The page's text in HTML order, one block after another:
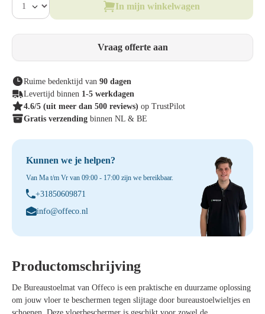
In mijn winkelwagen
Vraag offerte aan
Ruime bedenktijd van 90 dagen
Levertijd binnen 1-5 werkdagen
4.6/5 (uit meer dan 500 reviews) op TrustPilot
Gratis verzending binnen NL & BE
Kunnen we je helpen?
Van Ma t/m Vr van 09:00 - 17:00 zijn we bereikbaar.
+31850609871
info@offeco.nl
Productomschrijving
De Bureaustoelmat van Offeco is een praktische en duurzame oplossing
om jouw vloer te beschermen tegen slijtage door bureaustoelwieltjes en